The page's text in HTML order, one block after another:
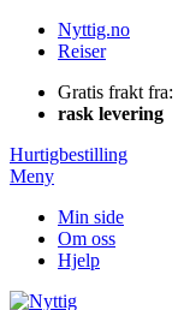
Nyttig.no
Reiser
Gratis frakt fra:
rask levering
Hurtigbestilling
Meny
Min side
Om oss
Hjelp